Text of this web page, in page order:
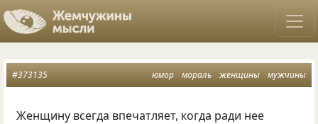
юмор мораль женщины мужчины
#373135
Женщину всегда впечатляет, когда ради нее